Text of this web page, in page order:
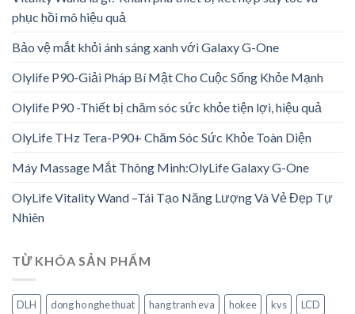
phục hồi mô hiệu quả
Bảo vệ mắt khỏi ánh sáng xanh với Galaxy G-One
Olylife P90-Giải Pháp Bí Mật Cho Cuộc Sống Khỏe Mạnh
Olylife P90 -Thiết bị chăm sóc sức khỏe tiện lợi, hiệu quả
OlyLife THz Tera-P90+ Chăm Sóc Sức Khỏe Toàn Diện
Máy Massage Mắt Thông Minh:OlyLife Galaxy G-One
OlyLife Vitality Wand –Tái Tạo Năng Lượng Và Vẻ Đẹp Tự
Nhiên
TỪ KHÓA SẢN PHẨM
DLH dong ho nghe thuat hang tranh eva hokee kvs
LCD